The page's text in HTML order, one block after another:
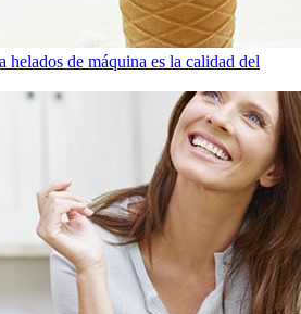
helados de máquina es la calidad del